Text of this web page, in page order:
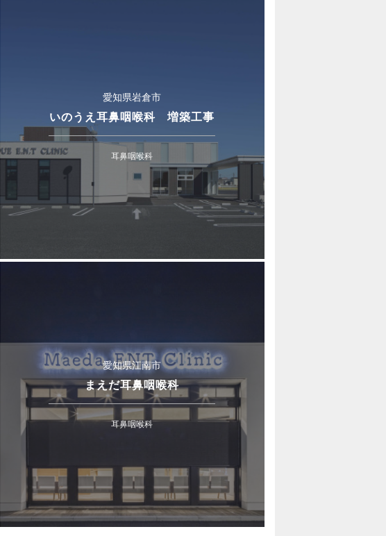
愛知県岩倉市
いのうえ耳鼻咽喉科 増築工事
耳鼻咽喉科
愛知県江南市
まえだ耳鼻咽喉科
耳鼻咽喉科